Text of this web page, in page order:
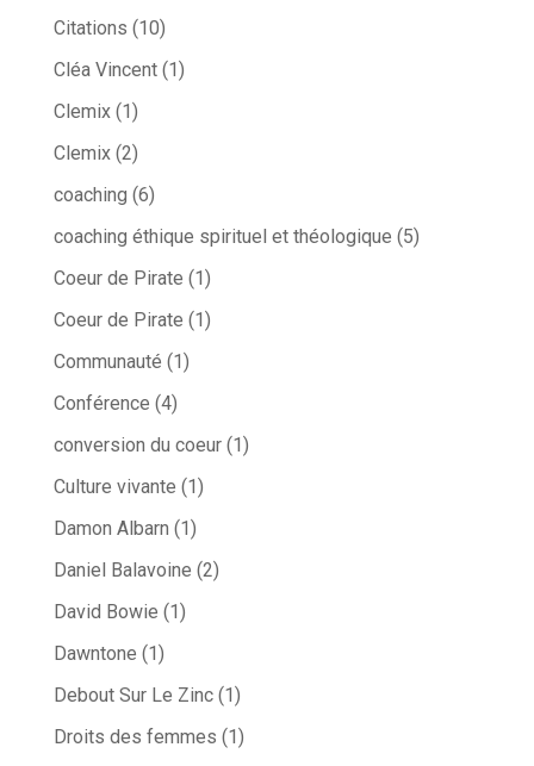
Citations (10)
Cléa Vincent(1)
Clemix(1)
Clemix(2)
coaching (6)
coaching éthique spirituel et théologique (5)
Coeur de Pirate (1)
Coeur de Pirate (1)
Communauté (1)
Conférence (4)
conversion du coeur(1)
Culture vivante (1)
Damon Albarn (1)
Daniel Balavoine (2)
David Bowie (1)
Dawntone (1)
Debout Sur Le Zinc(1)
Droits des femmes (1)